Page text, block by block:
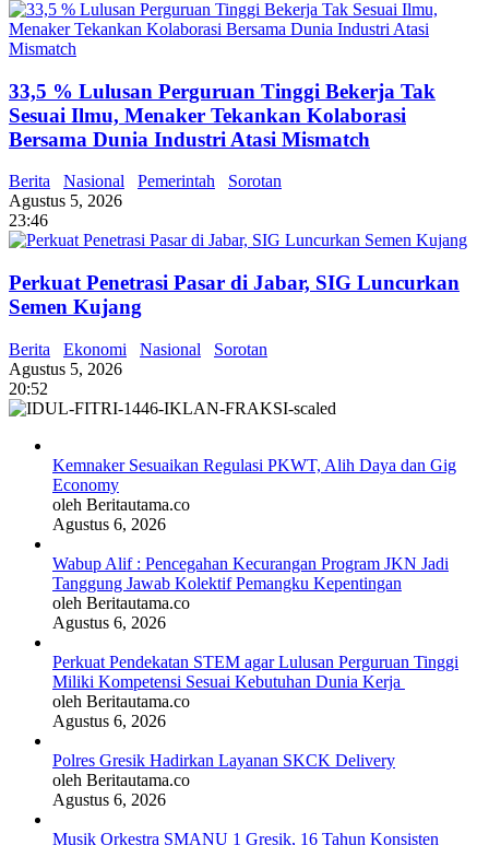
33,5 % Lulusan Perguruan Tinggi Bekerja Tak
Sesuai Ilmu, Menaker Tekankan Kolaborasi
Bersama Dunia Industri Atasi Mismatch
Berita Nasional Pemerintah
Sorotan
Agustus 5, 2026
23:46
Perkuat Penetrasi Pasar di Jabar, SIG Luncurkan
Semen Kujang
Berita Ekonomi Nasional
Sorotan
Agustus 5, 2026
20:52
Kemnaker Sesuaikan Regulasi PKWT, Alih Daya dan Gig
Economy
oleh Beritautama.co
Agustus 6, 2026
Wabup Alif : Pencegahan Kecurangan Program JKN Jadi
Tanggung Jawab Kolektif Pemangku Kepentingan
oleh Beritautama.co
Agustus 6, 2026
Perkuat Pendekatan STEM agar Lulusan Perguruan Tinggi
Miliki Kompetensi Sesuai Kebutuhan Dunia Kerja
oleh Beritautama.co
Agustus 6, 2026
Polres Gresik Hadirkan Layanan SKCK Delivery
oleh Beritautama.co
Agustus 6, 2026
Musik Orkestra SMANU 1 Gresik, 16 Tahun Konsisten